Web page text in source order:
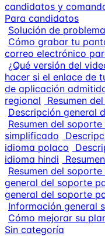
candidatos y
Para candidatos
Solución de
Cómo grabar tu
correo electrónico
¿Qué versión del
hacer si el enlace de
de aplicación
regional
Resumen
Descripción general
Resumen del
simplificado
idioma polaco
idioma hindi
Resumen del
general del soporte
general del soporte
Información general
Cómo mejorar su
Sin categoría